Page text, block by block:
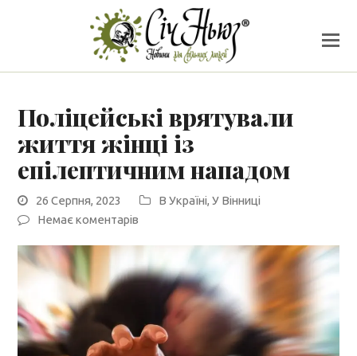
Поліцейські врятували
життя жінці із
епілептичним нападом
26 Серпня, 2023 В Україні,У Вінниці
Немає коментарів